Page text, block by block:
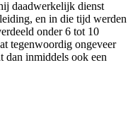
daadwerkelijk dienst
en in die tijd werden
onder 6 tot 10
tegenwoordig ongeveer
dan inmiddels ook een